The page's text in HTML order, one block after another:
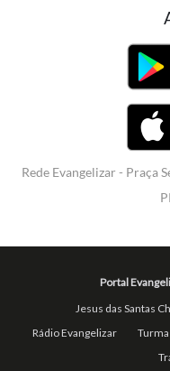
Rede Evangelizar - Praça